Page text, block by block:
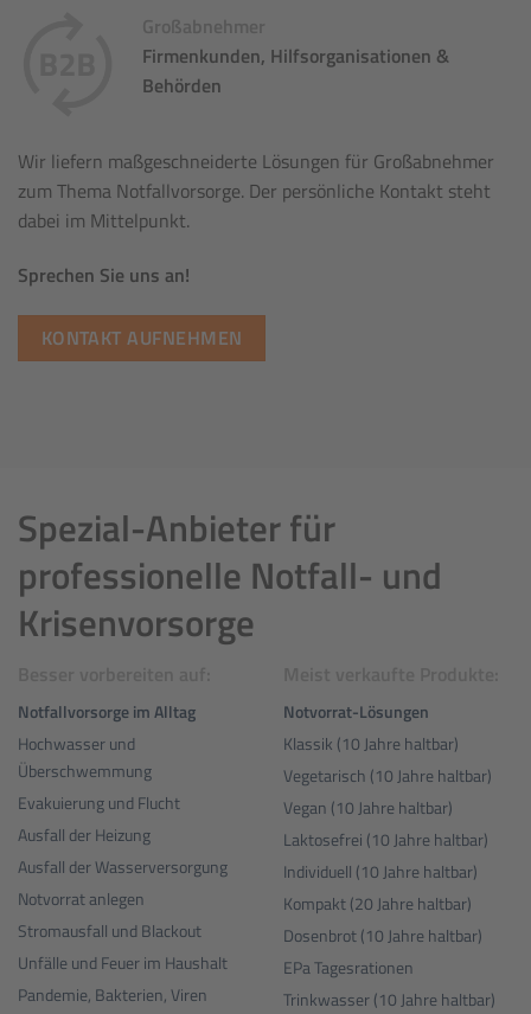
Großabnehmer
Firmenkunden, Hilfsorganisationen &
Behörden
Wir liefern maßgeschneiderte Lösungen für Großabnehmer
zum Thema Notfallvorsorge. Der persönliche Kontakt steht
dabei im Mittelpunkt.
Sprechen Sie uns an!
KONTAKT AUFNEHMEN
Spezial-Anbieter für
professionelle Notfall- und
Krisenvorsorge
Notfallvorsorge im Alltag
Hochwasser und
Überschwemmung
Evakuierung und Flucht
Ausfall der Heizung
Ausfall der Wasserversorgung
Notvorrat anlegen
Stromausfall und Blackout
Unfälle und Feuer im Haushalt
Pandemie, Bakterien, Viren
Notvorrat-Lösungen
Klassik (10 Jahre haltbar)
Vegetarisch (10 Jahre haltbar)
Vegan (10 Jahre haltbar)
Laktosefrei (10 Jahre haltbar)
Individuell (10 Jahre haltbar)
Kompakt (20 Jahre haltbar)
Dosenbrot (10 Jahre haltbar)
EPa Tagesrationen
Trinkwasser (10 Jahre haltbar)